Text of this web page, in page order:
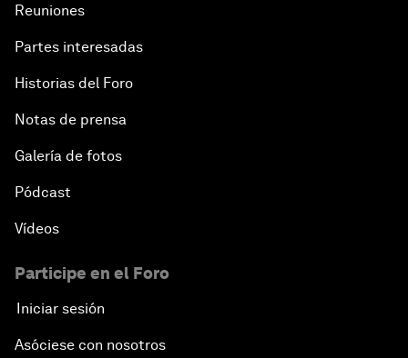
Reuniones
Partes interesadas
Historias del Foro
Notas de prensa
Galería de fotos
Pódcast
Vídeos
Participe en el Foro
Iniciar sesión
Asóciese con nosotros